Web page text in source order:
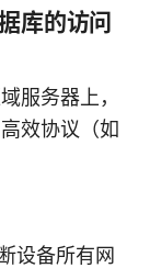
库的访问
服务器上，
效协议（如
设备所有网